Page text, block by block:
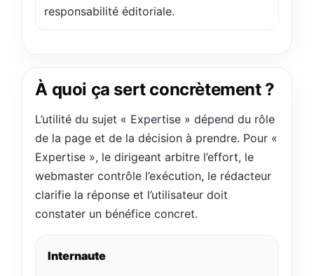
responsabilité éditoriale.
À quoi ça sert concrètement ?
L’utilité du sujet « Expertise » dépend du rôle
de la page et de la décision à prendre. Pour «
Expertise », le dirigeant arbitre l’effort, le
webmaster contrôle l’exécution, le rédacteur
clarifie la réponse et l’utilisateur doit
constater un bénéfice concret.
Internaute